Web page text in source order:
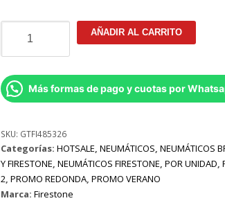
265/75r16
Firestone
Destination
Atx
123/120
cantidad
AÑADIR AL CARRITO
Más formas de pago y cuotas por
SKU: GTFI485326
Categorías: HOTSALE, NEUMÁTICOS, NEUMÁTICOS
Y FIRESTONE, NEUMÁTICOS FIRESTONE, POR UNIDAD,
2, PROMO REDONDA, PROMO VERANO
Marca: Firestone